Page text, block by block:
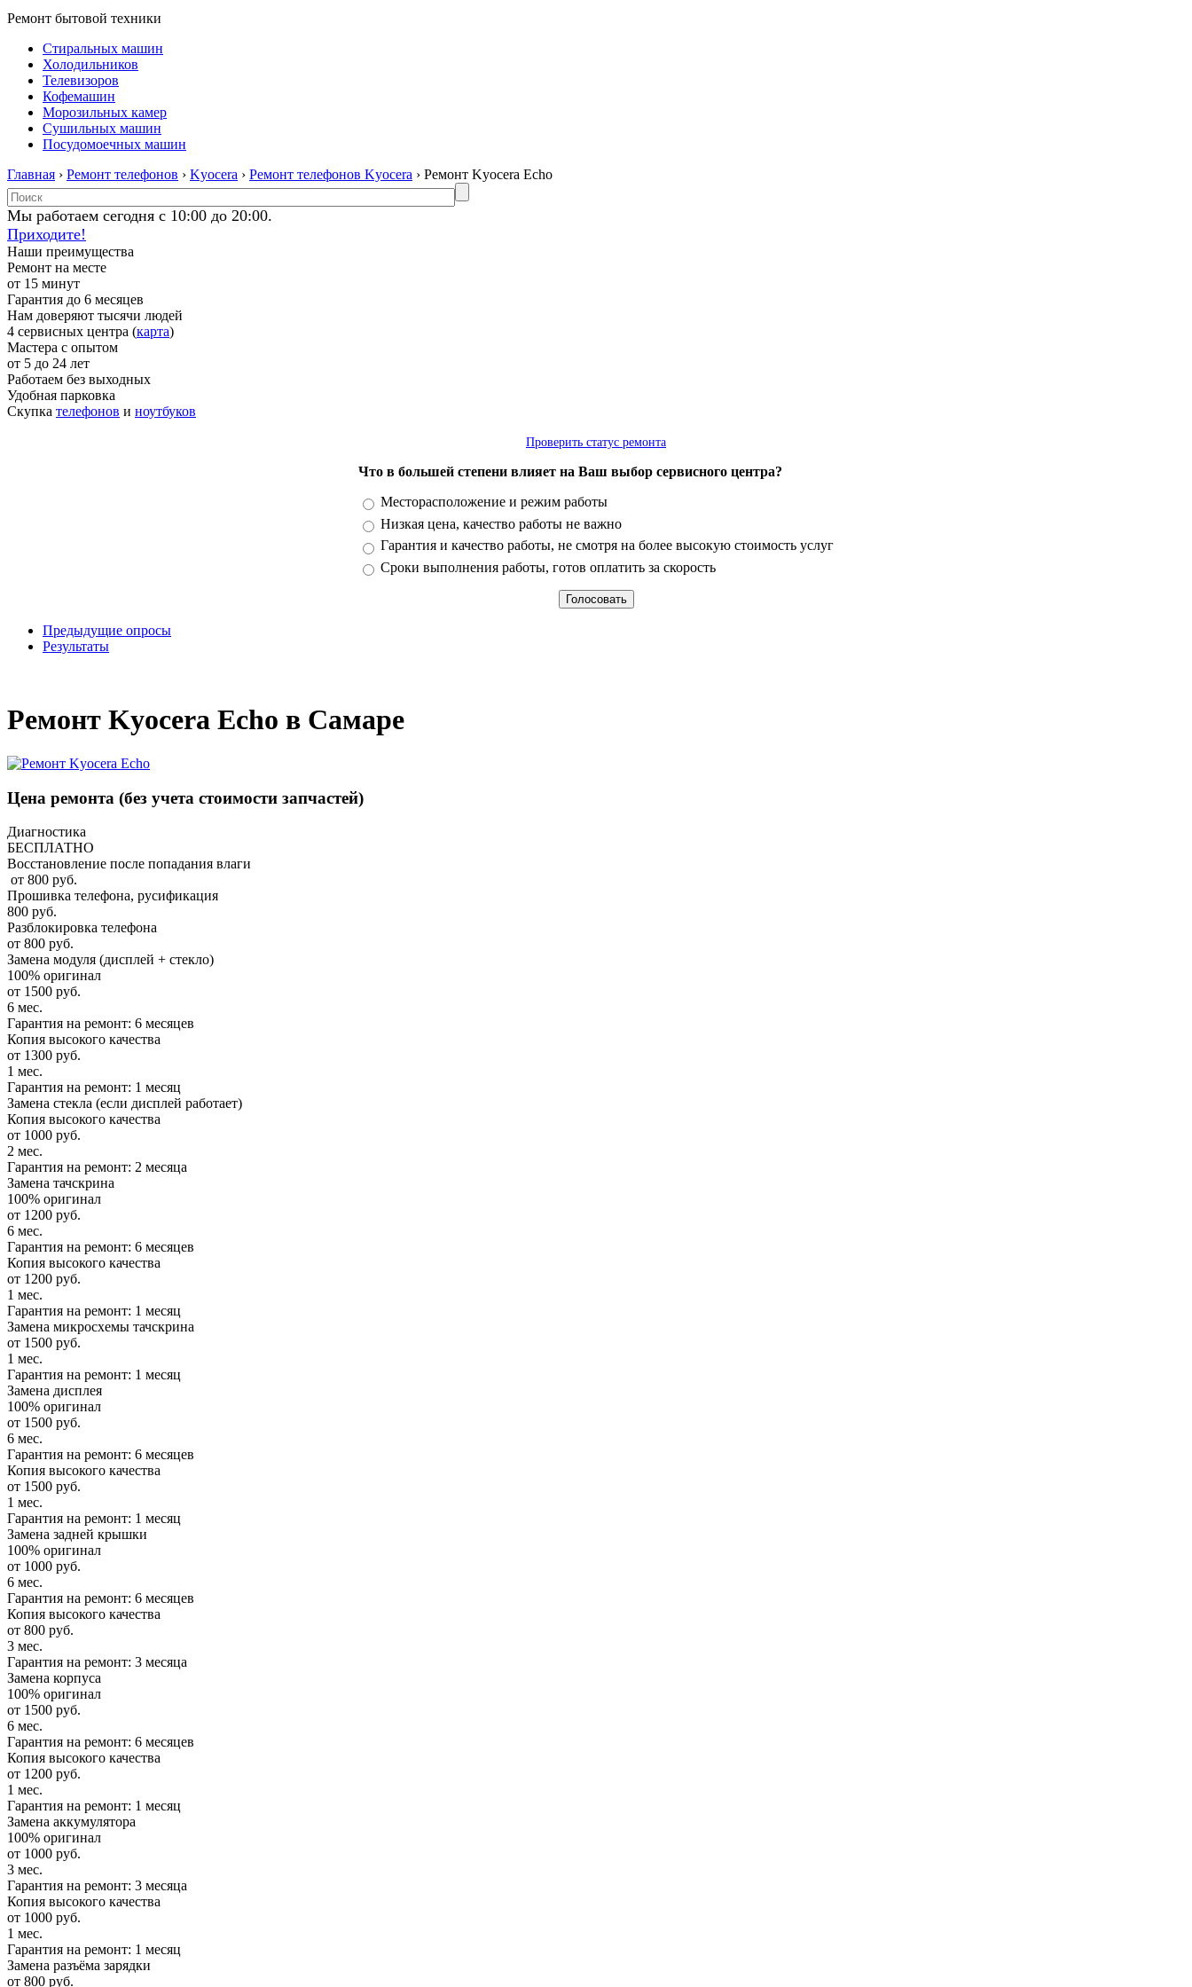
Ремонт бытовой техники
Стиральных машин
Холодильников
Телевизоров
Кофемашин
Морозильных камер
Сушильных машин
Посудомоечных машин
Главная › Ремонт телефонов › Kyocera › Ремонт телефонов Kyocera › Ремонт Kyocera Echo
Мы работаем сегодня с 10:00 до 20:00.
Приходите!
Наши преимущества
Ремонт на месте
от 15 минут
Гарантия до 6 месяцев
Нам доверяют тысячи людей
4 сервисных центра (карта)
Мастера с опытом
от 5 до 24 лет
Работаем без выходных
Удобная парковка
Скупка телефонов и ноутбуков
Проверить статус ремонта
Что в большей степени влияет на Ваш выбор сервисного центра?
Варианты
Месторасположение и режим работы
Низкая цена, качество работы не важно
Гарантия и качество работы, не смотря на более высокую стоимость услуг
Сроки выполнения работы, готов оплатить за скорость
Предыдущие опросы
Результаты
Ремонт Kyocera Echo в Самаре
Цена ремонта (без учета стоимости запчастей)
Диагностика
БЕСПЛАТНО
Восстановление после попадания влаги
от 800 руб.
Прошивка телефона, русификация
800 руб.
Разблокировка телефона
от 800 руб.
Замена модуля (дисплей + стекло)
100% оригинал
от 1500 руб.
6 мес.
Гарантия на ремонт: 6 месяцев
Копия высокого качества
от 1300 руб.
1 мес.
Гарантия на ремонт: 1 месяц
Замена стекла (если дисплей работает)
Копия высокого качества
от 1000 руб.
2 мес.
Гарантия на ремонт: 2 месяца
Замена тачскрина
100% оригинал
от 1200 руб.
6 мес.
Гарантия на ремонт: 6 месяцев
Копия высокого качества
от 1200 руб.
1 мес.
Гарантия на ремонт: 1 месяц
Замена микросхемы тачскрина
от 1500 руб.
1 мес.
Гарантия на ремонт: 1 месяц
Замена дисплея
100% оригинал
от 1500 руб.
6 мес.
Гарантия на ремонт: 6 месяцев
Копия высокого качества
от 1500 руб.
1 мес.
Гарантия на ремонт: 1 месяц
Замена задней крышки
100% оригинал
от 1000 руб.
6 мес.
Гарантия на ремонт: 6 месяцев
Копия высокого качества
от 800 руб.
3 мес.
Гарантия на ремонт: 3 месяца
Замена корпуса
100% оригинал
от 1500 руб.
6 мес.
Гарантия на ремонт: 6 месяцев
Копия высокого качества
от 1200 руб.
1 мес.
Гарантия на ремонт: 1 месяц
Замена аккумулятора
100% оригинал
от 1000 руб.
3 мес.
Гарантия на ремонт: 3 месяца
Копия высокого качества
от 1000 руб.
1 мес.
Гарантия на ремонт: 1 месяц
Замена разъёма зарядки
от 800 руб.